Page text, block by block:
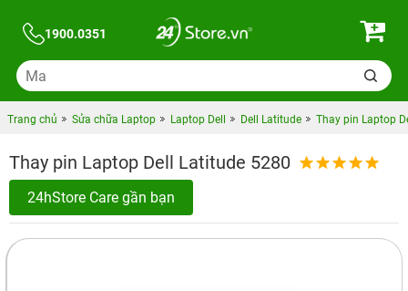
1900.0351
Trang chủ Sửa chữa Laptop Laptop Dell Dell Latitude Thay pin Laptop
Thay pin Laptop Dell Latitude 5280
24hStore Care gần bạn